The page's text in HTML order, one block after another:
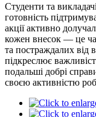
Студенти та
готовність
акції активно
кожен внесок — це
та постраждалих від
підкреслює
подальші добрі
своєю активністю